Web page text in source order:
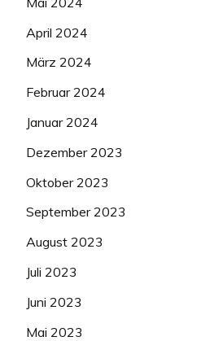
April 2024
März 2024
Februar 2024
Januar 2024
Dezember 2023
Oktober 2023
September 2023
August 2023
Juli 2023
Juni 2023
Mai 2023